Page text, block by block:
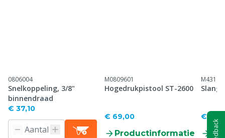
0806004
Snelkoppeling, 3/8"
binnendraad
€ 37,10
M0809601
Hogedrukpistool ST-2600
€ 69,00
Productinformatie
€
Feedback